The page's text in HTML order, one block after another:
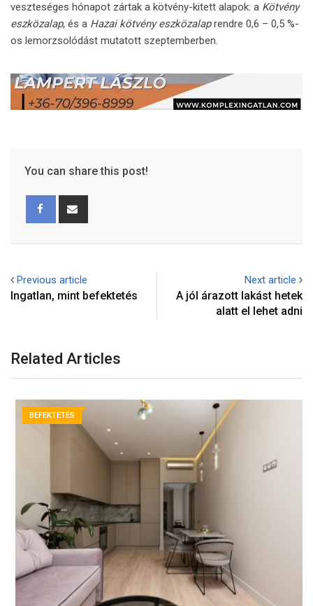
veszteséges hónapot zártak a kötvény-kitett alapok: a Kötvény
eszközalap, és a Hazai kötvény eszközalaprendre 0,6 – 0,5 %-
os lemorzsolódást mutatott szeptemberben.
You can share this post!
Previous article
Ingatlan, mint befektetés
Next article
A jól árazott lakást hetek
alatt el lehet adni
Related Articles
BEFEKTETÉS